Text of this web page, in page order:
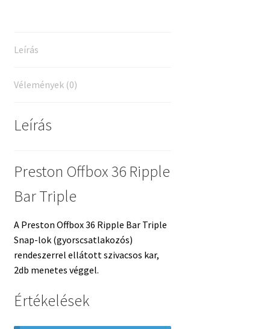
Leírás
Vélemények (0)
Leírás
Preston Offbox 36 Ripple
Bar Triple
A Preston Offbox 36 Ripple Bar Triple
Snap-lok (gyorscsatlakozós)
rendeszerrel ellátott szivacsos kar,
2db menetes véggel.
Értékelések